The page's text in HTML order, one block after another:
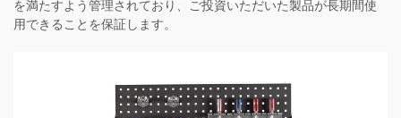
を満たすよう管理されており、ご投資いただいた製品が長期間使
用できることを保証します。